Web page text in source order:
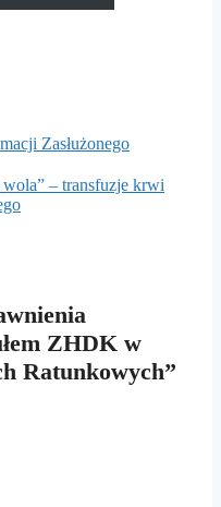
Zasłużonego
wola” – transfuzje krwi
ZHDK w
Ratunkowych”